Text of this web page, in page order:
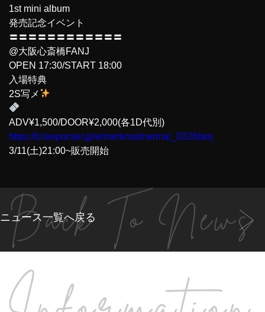
1st mini album
発売記念イベント
〓〓〓〓〓〓〓〓〓〓〓〓
@大阪心斎橋FANJ
OPEN 17:30/START 18:00
入場特典
2S写メ
ADV¥1,500/DOOR¥2,000(各1D代別)
https://t.livepocket.jp/e/merkmalmermal_0326fanj
3/11(土)21:00~販売開始
ニュース一覧へ戻る